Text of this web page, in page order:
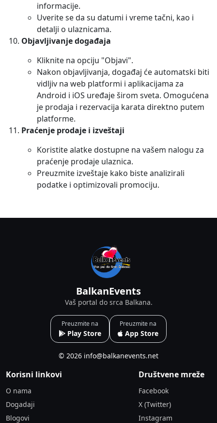
informacije.
Uverite se da su datumi i vreme tačni, kao i
detalji o ulaznicama.
Objavljivanje događaja
Kliknite na opciju "Objavi".
Nakon objavljivanja, događaj će automatski biti
vidljiv na web platformi i aplikacijama za
Android i iOS uređaje širom sveta. Omogućena
je prodaja i rezervacija karata direktno putem
platforme.
Praćenje prodaje i izveštaji
Koristite alatke dostupne na vašem nalogu za
praćenje prodaje ulaznica.
Preuzmite izveštaje kako biste analizirali
podatke i optimizovali promociju.
BalkanEvents
Vaš portal do srca Balkana.
Preuzmite na
Play Store
Preuzmite na
App Store
© 2026 info@balkanevents.net
Korisni linkovi
O nama
Dogadaji
Blogovi
Društvene mreže
Facebook
X (Twitter)
Instagram